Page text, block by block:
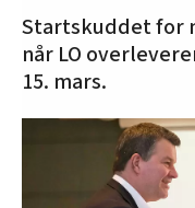
Startskuddet for
når LO
15. mars.